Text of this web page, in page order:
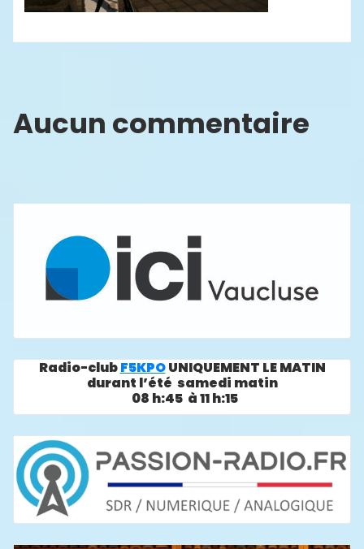
Aucun commentaire
Radio-clubF5KPOUNIQUEMENT LE MATIN
durant l’été samedi matin
08 h:45 à 11 h:15